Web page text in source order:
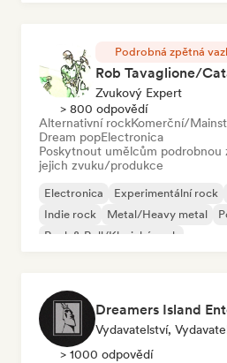
Podrobná zpětná
Rob Tavaglione/
Zvukový Expert
> 800 odpovědí
Alternativní rockKomerční/
Dream popElectronica
Poskytnout umělcům podrobnou
jejich zvuku/produkce
Electronica Experimentální rock
Indie rock
Metal/Heavy metal
Rock & Roll/Klasický rock
Dreamers Island
Vydavatelství,
> 1000 odpovědí